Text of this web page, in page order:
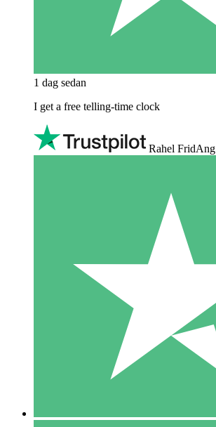
1 dag sedan
I get a free telling-time clock
Rahel FridAng